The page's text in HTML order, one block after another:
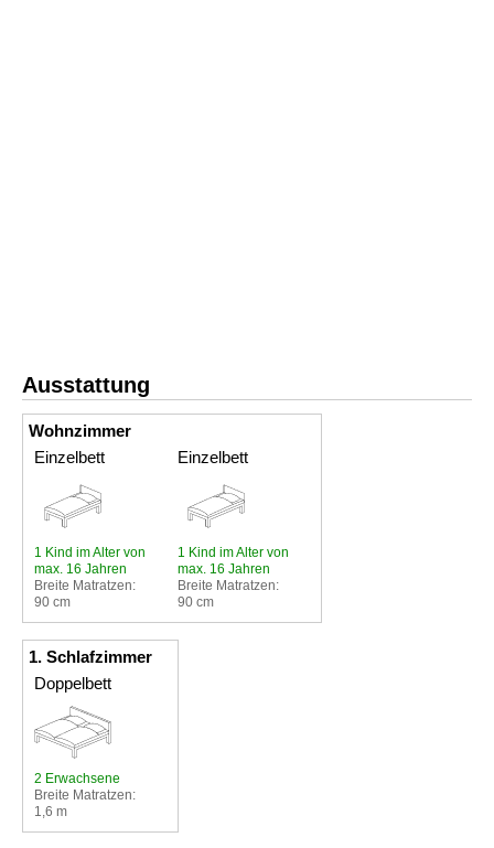
Ausstattung
Wohnzimmer
Einzelbett
1 Kind im Alter von
max. 16 Jahren
Breite Matratzen:
90 cm
Einzelbett
1 Kind im Alter von
max. 16 Jahren
Breite Matratzen:
90 cm
1. Schlafzimmer
Doppelbett
2 Erwachsene
Breite Matratzen:
1,6 m